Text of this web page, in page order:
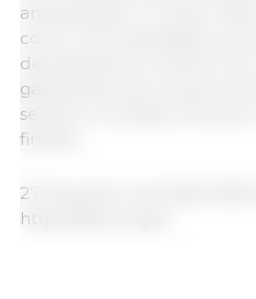
antecipação é o nosso
como o elo estratégico que
demandas de consumo em
garantindo que a
sempre um passo à frente,
finaliza.
27 de janeiro de 2026/
https://abcs.org.br